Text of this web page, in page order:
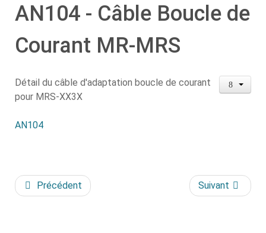
AN104 - Câble Boucle de
Courant MR-MRS
Détail du câble d'adaptation boucle de courant
pour MRS-XX3X
AN104
Précédent Suivant